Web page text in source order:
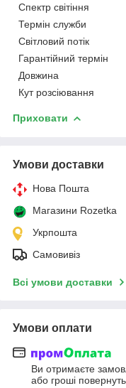
Спектр світіння
Термін служби
Світловий потік
Гарантійний термін
Довжина
Кут розсіювання
Приховати
Умови доставки
Нова Пошта
Магазини Rozetka
Укрпошта
Самовивіз
Всі умови доставки
Умови оплати
Ви отримаєте
або гроші